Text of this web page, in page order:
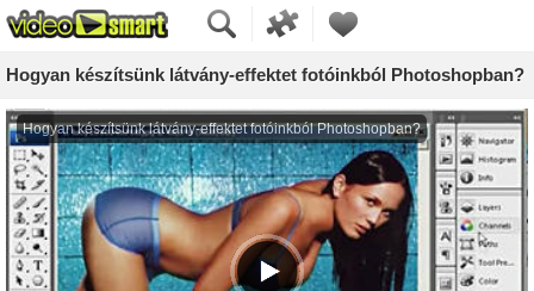
Hogyan készítsünk látvány-effektet fotóinkból Photoshopban?